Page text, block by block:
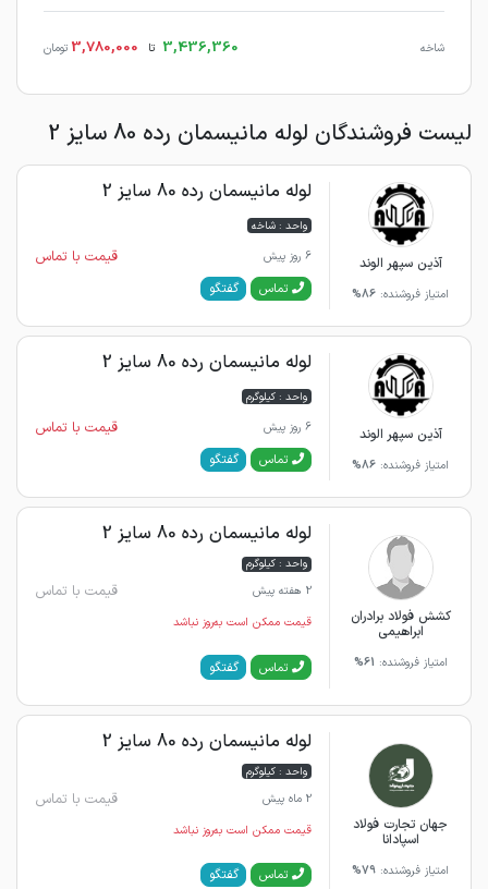
شاخه 3,436,360 تا 3,780,000 تومان
لیست فروشندگان لوله مانیسمان رده 80 سایز 2
آذین سپهر الوند
امتیاز فروشنده: 86%
لوله مانیسمان رده 80 سایز 2
واحد : شاخه
6 روز پیش
قیمت با تماس
تماس گفتگو
آذین سپهر الوند
امتیاز فروشنده: 86%
لوله مانیسمان رده 80 سایز 2
واحد : کیلوگرم
6 روز پیش
قیمت با تماس
تماس گفتگو
کشش فولاد برادران
ابراهیمی
امتیاز فروشنده: 61%
لوله مانیسمان رده 80 سایز 2
واحد : کیلوگرم
2 هفته پیش
قیمت با تماس
قیمت ممکن است به‌روز نباشد
تماس گفتگو
جهان تجارت فولاد
اسپادانا
امتیاز فروشنده: 79%
لوله مانیسمان رده 80 سایز 2
واحد : کیلوگرم
2 ماه پیش
قیمت با تماس
قیمت ممکن است به‌روز نباشد
تماس گفتگو